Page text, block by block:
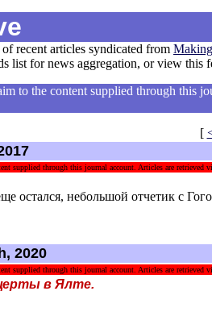
recent articles syndicated from
list for news aggregation, or view this
to the content supplied through this
[
supplied through this journal account. Articles are retrieved
остался, небольшой отчетик с
2020
supplied through this journal account. Articles are retrieved
в Ялте.